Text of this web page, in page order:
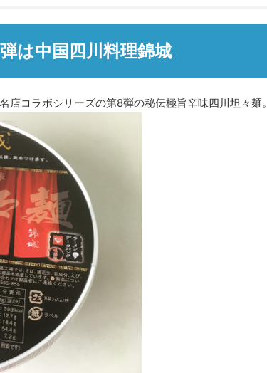
は中国四川料理錦城
コラボシリーズの第8弾の秘伝極旨辛味四川坦々麺。